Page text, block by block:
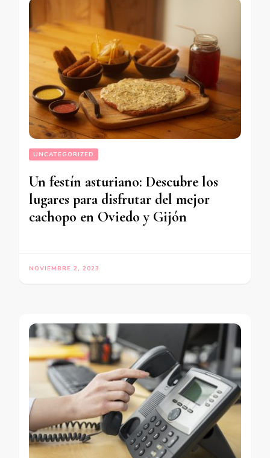
UNCATEGORIZED
Un festín asturiano: Descubre los
lugares para disfrutar del mejor
cachopo en Oviedo y Gijón
NOVIEMBRE 2, 2023